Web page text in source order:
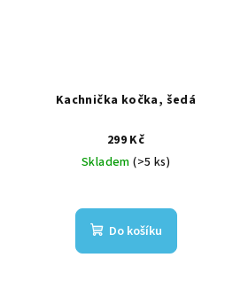
Kachnička kočka, šedá
299 Kč
Skladem(>5 ks)
Do košíku